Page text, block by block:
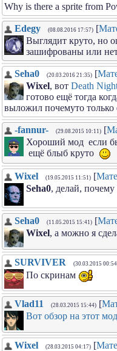
Why is there a sprite from
Edegy (08.08.2016 17:57) [
Выглядит круто, но
зашифрованы или
Seha0 (20.03.2016 21:35) [
Wixel, вот Death
готово ещё тогда
выложил почемуто только
-fannur- (29.08.2015 10:11) [
Хороший мод если
ещё блыб круто
Wixel (19.05.2015 11:51) [
Seha0, делай,
Seha0 (11.05.2015 15:41) [
Wixel, а можно я
SURVIVER (30.03.2015
По скринам
Vlad11 (28.03.2015 15:44) [
Вот обзор на этот
Wixel (28.03.2015 04:17) [